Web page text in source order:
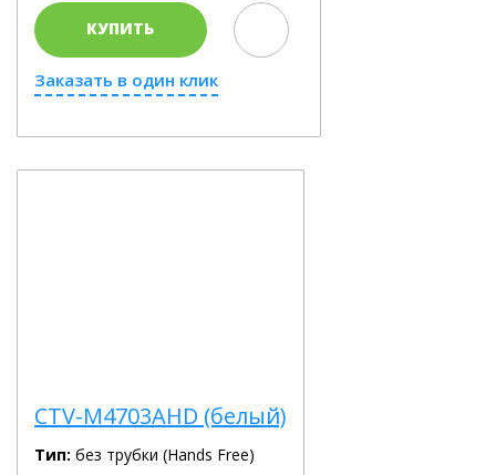
КУПИТЬ
Заказать в один клик
CTV-M4703AHD (белый)
Тип: без трубки (Hands Free)